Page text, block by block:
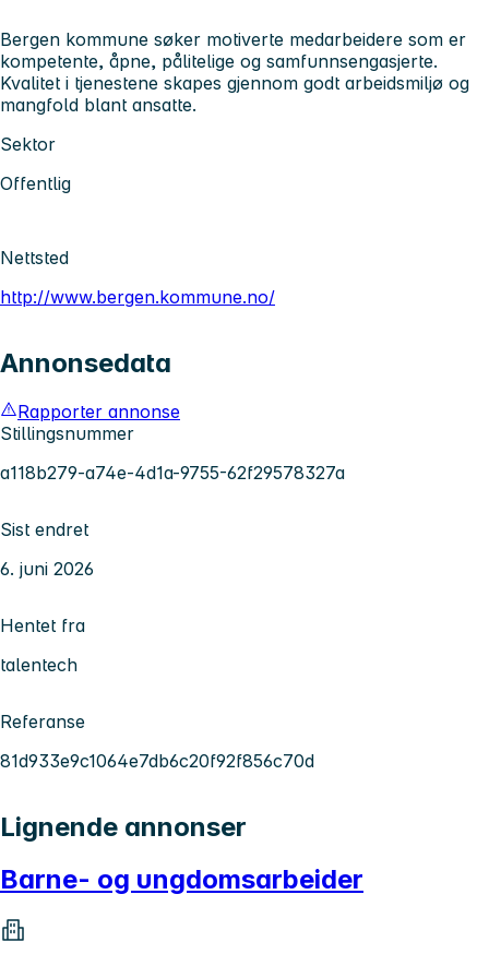
Bergen kommune søker motiverte medarbeidere som er
kompetente, åpne, pålitelige og samfunnsengasjerte.
Kvalitet i tjenestene skapes gjennom godt arbeidsmiljø og
mangfold blant ansatte.
Sektor
Offentlig
Nettsted
http://www.bergen.kommune.no/
Annonsedata
Rapporter annonse
Stillingsnummer
a118b279-a74e-4d1a-9755-62f29578327a
Sist endret
6. juni 2026
Hentet fra
talentech
Referanse
81d933e9c1064e7db6c20f92f856c70d
Lignende annonser
Barne- og ungdomsarbeider